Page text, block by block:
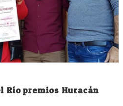
Río premios Huracán